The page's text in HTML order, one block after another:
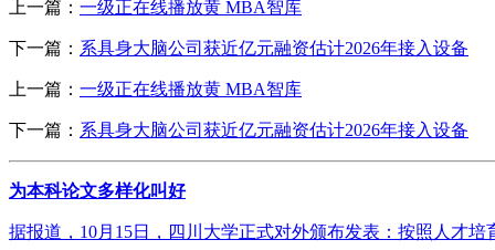
上一篇： 一级正在线播放黄 MBA智库
下一篇： 系具身大脑公司获近亿元融资估计2026年接入设备
上一篇： 一级正在线播放黄 MBA智库
下一篇： 系具身大脑公司获近亿元融资估计2026年接入设备
为本科论文多样化叫好
据报道，10月15日，四川大学正式对外颁布发表：按照人才